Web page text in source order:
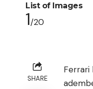
List of Images
1/20
SHARE
Ferrari